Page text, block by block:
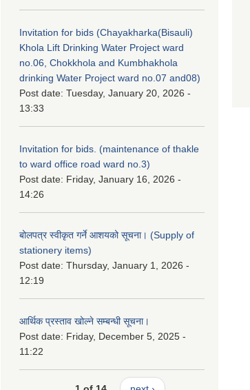
Invitation for bids (Chayakharka(Bisauli)
Khola Lift Drinking Water Project ward
no.06, Chokkhola and Kumbhakhola
drinking Water Project ward no.07 and08)
Post date: Tuesday, January 20, 2026 -
13:33
Invitation for bids. (maintenance of thakle
to ward office road ward no.3)
Post date: Friday, January 16, 2026 -
14:26
बोलपत्र स्वीकृत गर्ने आशयको सूचना। (Supply of
stationery items)
Post date: Thursday, January 1, 2026 -
12:19
आर्थिक प्रस्ताव खोल्ने सम्बन्धी सूचना।
Post date: Friday, December 5, 2025 -
11:22